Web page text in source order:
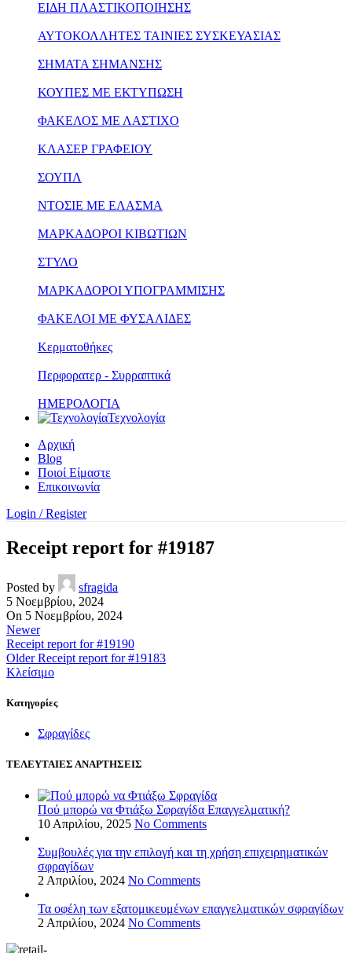
ΕΙΔΗ ΠΛΑΣΤΙΚΟΠΟΙΗΣΗΣ
ΑΥΤΟΚΟΛΛΗΤΕΣ ΤΑΙΝΙΕΣ ΣΥΣΚΕΥΑΣΙΑΣ
ΣΗΜΑΤΑ ΣΗΜΑΝΣΗΣ
ΚΟΥΠΕΣ ΜΕ ΕΚΤΥΠΩΣΗ
ΦΑΚΕΛΟΣ ΜΕ ΛΑΣΤΙΧΟ
ΚΛΑΣΕΡ ΓΡΑΦΕΙΟΥ
ΣΟΥΠΛ
ΝΤΟΣΙΕ ΜΕ ΕΛΑΣΜΑ
ΜΑΡΚΑΔΟΡΟΙ ΚΙΒΩΤΙΩΝ
ΣΤΥΛΟ
ΜΑΡΚΑΔΟΡΟΙ ΥΠΟΓΡΑΜΜΙΣΗΣ
ΦΑΚΕΛΟΙ ΜΕ ΦΥΣΑΛΙΔΕΣ
Κερματοθήκες
Περφορατερ - Συρραπτικά
ΗΜΕΡΟΛΟΓΙΑ
Τεχνολογία
Αρχική
Blog
Ποιοί Είμαστε
Επικοινωνία
Login / Register
Receipt report for #19187
Posted by
sfragida
5 Νοεμβρίου, 2024
On 5 Νοεμβρίου, 2024
Newer
Receipt report for #19190
Older Receipt report for #19183
Κλείσιμο
Kατηγορίες
Σφραγίδες
ΤΕΛΕΥΤΑΙΕΣ ΑΝΑΡΤΗΣΕΙΣ
Πού μπορώ να Φτιάξω Σφραγίδα Επαγγελματική?
10 Απριλίου, 2025 No Comments
Συμβουλές για την επιλογή και τη χρήση επιχειρηματικών
σφραγίδων
2 Απριλίου, 2024 No Comments
Τα οφέλη των εξατομικευμένων επαγγελματικών σφραγίδων
2 Απριλίου, 2024 No Comments